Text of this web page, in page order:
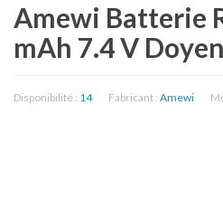
Amewi Batterie
mAh 7.4 V Doyen
Disponibilité : 14 Fabricant : Amewi